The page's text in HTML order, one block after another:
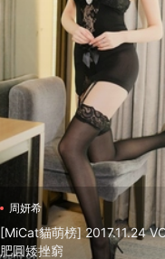
周妍希
[MiCat貓萌榜] 2017.11.24
肥圓矮挫窮